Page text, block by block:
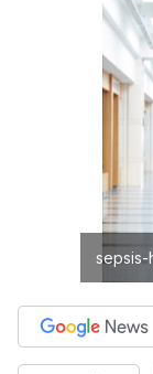
sepsis-